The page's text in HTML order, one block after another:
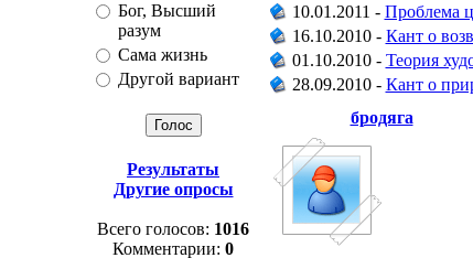
Бог, Высший
разум
Сама жизнь
Другой вариант
Результаты
Другие опросы
Всего голосов: 1016
Комментарии: 0
10.01.2011 - Проблема
16.10.2010 - Кант о
01.10.2010 - Теория
28.09.2010 - Кант о
бродяга